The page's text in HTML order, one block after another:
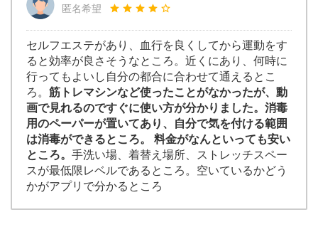
匿名希望
セルフエステがあり、血行を良くしてから運動をす
ると効率が良さそうなところ。近くにあり、何時に
行ってもよいし自分の都合に合わせて通えるとこ
ろ。 筋トレマシンなど使ったことがなかったが、動
画で見れるのですぐに使い方が分かりました。消毒
用のペーパーが置いてあり、自分で気を付ける範囲
は消毒ができるところ。 料金がなんといっても安い
ところ。 手洗い場、着替え場所、ストレッチスペー
スが最低限レベルであるところ。空いているかどう
かがアプリで分かるところ